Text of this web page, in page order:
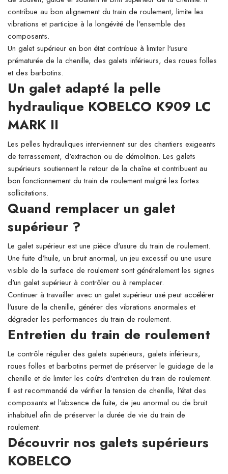
contribue au bon alignement du train de roulement, limite les
vibrations et participe à la longévité de l'ensemble des
composants.
Un galet supérieur en bon état contribue à limiter l'usure
prématurée de la chenille, des galets inférieurs, des roues folles
et des barbotins.
Un galet adapté la pelle
hydraulique KOBELCO K909 LC
MARK II
Les pelles hydrauliques interviennent sur des chantiers exigeants
de terrassement, d'extraction ou de démolition. Les galets
supérieurs soutiennent le retour de la chaîne et contribuent au
bon fonctionnement du train de roulement malgré les fortes
sollicitations.
Quand remplacer un galet
supérieur ?
Le galet supérieur est une pièce d'usure du train de roulement.
Une fuite d'huile, un bruit anormal, un jeu excessif ou une usure
visible de la surface de roulement sont généralement les signes
d'un galet supérieur à contrôler ou à remplacer.
Continuer à travailler avec un galet supérieur usé peut accélérer
l'usure de la chenille, générer des vibrations anormales et
dégrader les performances du train de roulement.
Entretien du train de roulement
Le contrôle régulier des galets supérieurs, galets inférieurs,
roues folles et barbotins permet de préserver le guidage de la
chenille et de limiter les coûts d'entretien du train de roulement.
Il est recommandé de vérifier la tension de chenille, l'état des
composants et l'absence de fuite, de jeu anormal ou de bruit
inhabituel afin de préserver la durée de vie du train de
roulement.
Découvrir nos galets supérieurs
KOBELCO